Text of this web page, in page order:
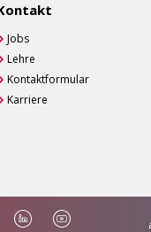
Jobs
Lehre
Kontaktformular
Karriere